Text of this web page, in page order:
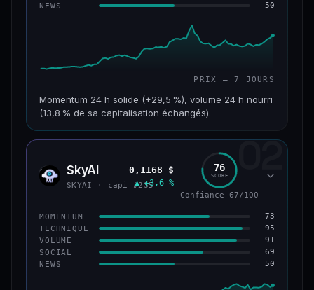
NEWS 50
PRIX — 7 JOURS
Momentum 24 h solide (+29,5 %), volume 24 h nourri
(13,8 % de sa capitalisation échangés).
CAP. MARCHÉ VOLUME 24 H
VAR. 7 J VAR. 30 J
+10,2 %
VS ATH
−46,4 %
CONFIANCE 56/100
02
SKYA SkyAI
SKYAI · capi #235
0,1168 $
▲ +3,6 %
76
SCORE
Confiance 67/100
MOMENTUM 73
TECHNIQUE 95
VOLUME 91
SOCIAL 69
NEWS 50